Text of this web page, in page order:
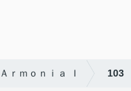
Ａｒｍｏｎｉａ Ｉ 103